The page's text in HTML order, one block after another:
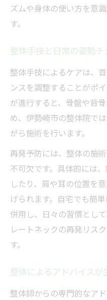
ズムや身体の使い方を意
す。
整体手技と日常の姿勢
整体手技によるケアは、
ンスを調整することがポ
が進行すると、骨盤や背
め、伊勢崎市の整体院で
がら施術を行います。
再発予防には、整体の施
不可欠です。具体的には
したり、肩や耳の位置を
げられます。自宅でも簡
併用し、日々の習慣とし
レートネックの再発リス
す。
整体によるアドバイスが
整体師からの専門的なア